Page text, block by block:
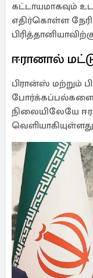
கட்டாயமாகவும்
எதிர்கொள்ள
ஈரானால்
பிரான்ஸ் மற்றும்
போர்க்கப்பல்களை
நிலையிலேயே